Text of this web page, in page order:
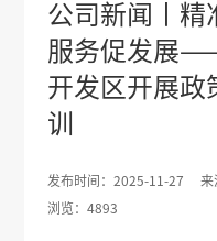
公司新闻丨精
服务促发展
开发区开展政
训
发布时间：2025-11-27 来
浏览：4893